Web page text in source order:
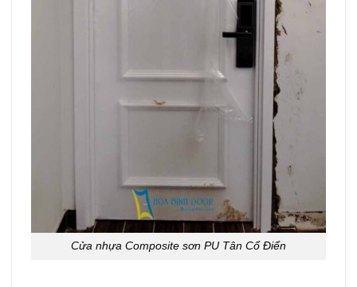
Cửa nhựa Composite sơn PU Tân Cổ Điển